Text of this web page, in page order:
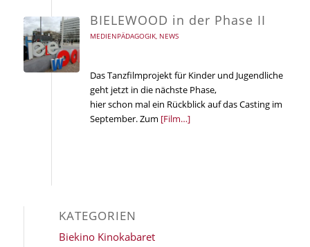
BIELEWOOD in der Phase II
MEDIENPÄDAGOGIK, NEWS
Das Tanzfilmprojekt für Kinder und Jugendliche
geht jetzt in die nächste Phase,
hier schon mal ein Rückblick auf das Casting im
September. Zum [Film…]
KATEGORIEN
Biekino Kinokabaret